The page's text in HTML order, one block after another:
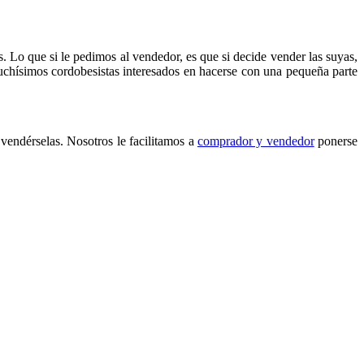
que si le pedimos al vendedor, es que si decide vender las suyas,
cordobesistas interesados en hacerse con una pequeña parte
Nosotros le facilitamos a comprador y vendedorponerse